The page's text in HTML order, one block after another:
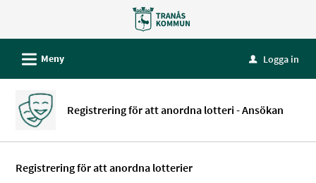
tjänster
Tranås
kommun
L Meny u Logga in
Registrering för att anordna lotteri - Ansökan
Registrering för att anordna lotterier